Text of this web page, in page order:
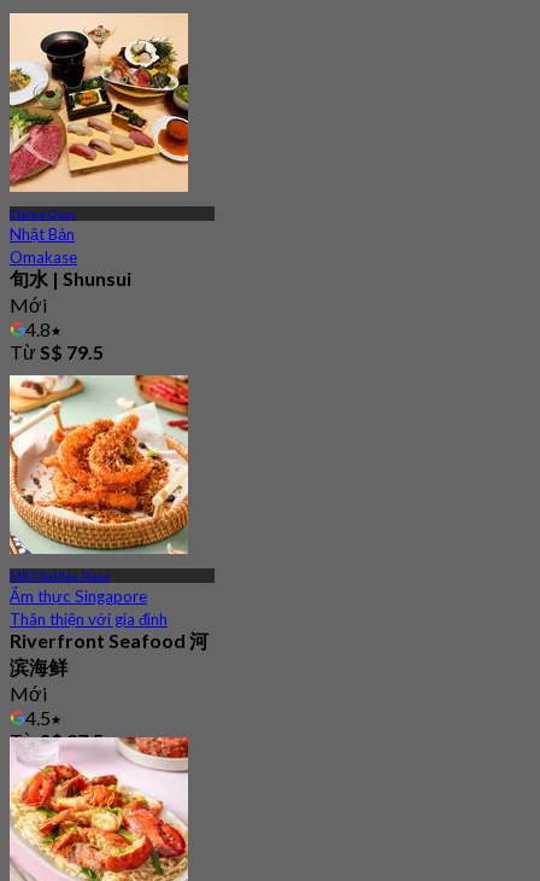
Clarke Quay
Nhật Bản
Omakase
旬水 | Shunsui
Mới
4.8
Từ S$ 79.5
MRT Raffles Place
Ẩm thực Singapore
Thân thiện với gia đình
Riverfront Seafood 河
滨海鲜
Mới
4.5
TừS$ 27.5